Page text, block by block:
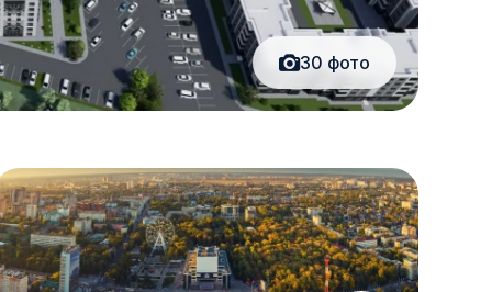
30 фото